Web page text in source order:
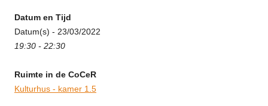
Datum en Tijd
Datum(s) - 23/03/2022
19:30 - 22:30
Ruimte in de CoCeR
Kulturhus - kamer 1.5